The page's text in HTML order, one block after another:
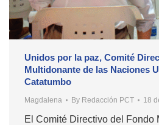
Unidos por la paz, Comité
Multidonante de las Naciones
Catatumbo
Magdalena By Redacción PCT 18
El Comité Directivo del Fondo